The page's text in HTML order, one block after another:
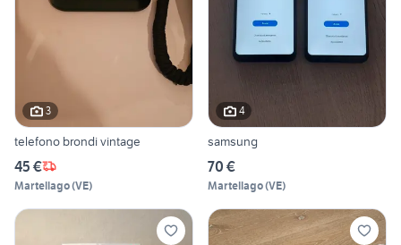
3
telefono brondi vintage
45 €
Martellago(VE)
4
samsung
70 €
Martellago(VE)